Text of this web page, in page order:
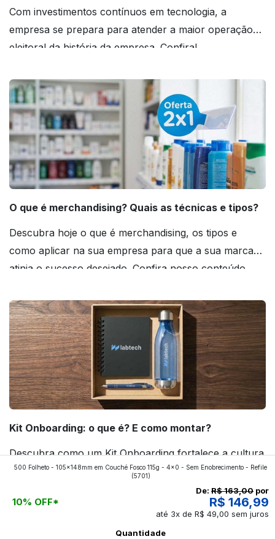
Com investimentos contínuos em tecnologia, a
empresa se prepara para atender a maior operação
eleitoral da história da empresa. Confira!
O que é merchandising? Quais as técnicas e tipos?
Descubra hoje o que é merchandising, os tipos e
como aplicar na sua empresa para que a sua marca
atinja o sucesso desejado. Confira nosso conteúdo
Kit Onboarding: o que é? E como montar?
Descubra como um Kit Onboarding fortalece a cultura
da empresa, melhora a experiência dos novos
colaboradores e ajuda a construir uma marca mais
forte! Confira!
500 Folheto - 105x148mm em Couché Fosco 115g - 4x0 - Sem Enobrecimento - Refile
(5701)
10% OFF*
De: R$ 163,00 por
R$ 146,99
até 3x de R$ 49,00 sem juros
Quantidade